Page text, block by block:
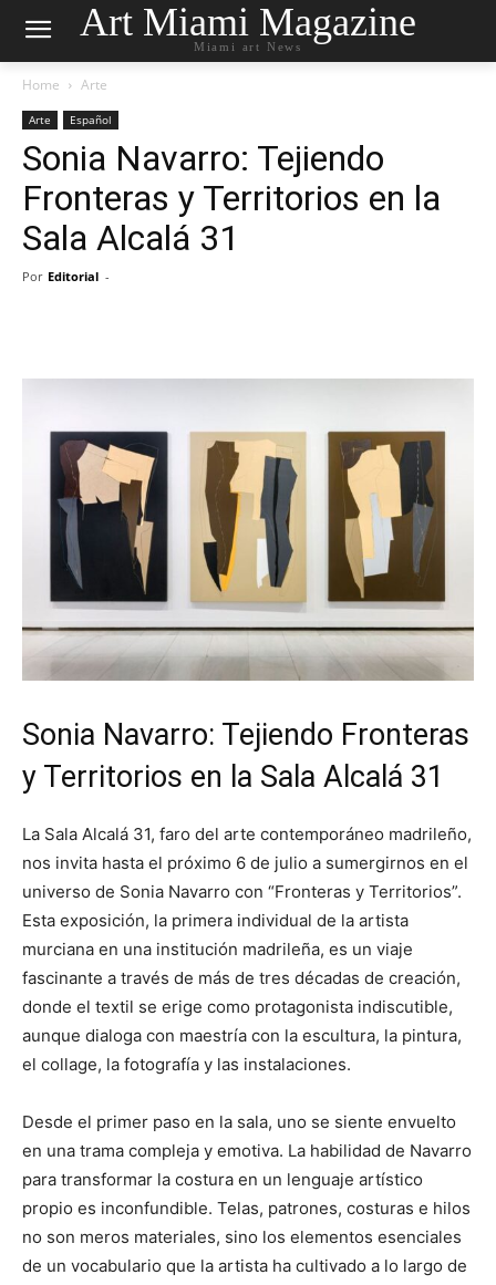
Art Miami Magazine
Miami art News
Home Arte
Arte Español
Sonia Navarro: Tejiendo
Fronteras y Territorios en la
Sala Alcalá 31
Por Editorial -
Sonia Navarro: Tejiendo Fronteras
y Territorios en la Sala Alcalá 31
La Sala Alcalá 31, faro del arte contemporáneo madrileño,
nos invita hasta el próximo 6 de julio a sumergirnos en el
universo de Sonia Navarro con “Fronteras y Territorios”.
Esta exposición, la primera individual de la artista
murciana en una institución madrileña, es un viaje
fascinante a través de más de tres décadas de creación,
donde el textil se erige como protagonista indiscutible,
aunque dialoga con maestría con la escultura, la pintura,
el collage, la fotografía y las instalaciones.
Desde el primer paso en la sala, uno se siente envuelto
en una trama compleja y emotiva. La habilidad de Navarro
para transformar la costura en un lenguaje artístico
propio es inconfundible. Telas, patrones, costuras e hilos
no son meros materiales, sino los elementos esenciales
de un vocabulario que la artista ha cultivado a lo largo de